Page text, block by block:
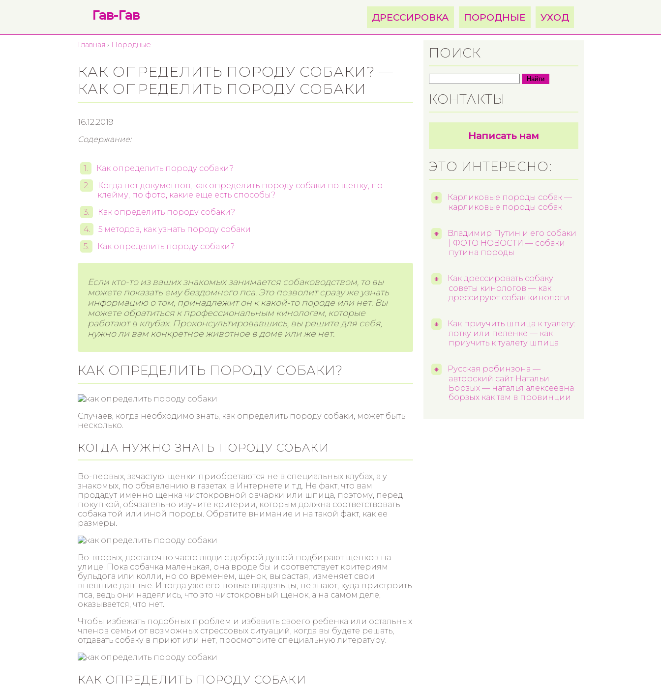
Гав-Гав ДРЕССИРОВКА ПОРОДНЫЕ УХОД
Главная › Породные
КАК ОПРЕДЕЛИТЬ ПОРОДУ СОБАКИ? —
КАК ОПРЕДЕЛИТЬ ПОРОДУ СОБАКИ
16.12.2019
Содержание:
Как определить породу собаки?
Когда нет документов, как определить породу собаки по щенку, по
клейму, по фото, какие еще есть способы?
Как определить породу собаки?
5 методов, как узнать породу собаки
Как определить породу собаки?
Если кто-то из ваших знакомых занимается собаководством, то вы
можете показать ему бездомного пса. Это позволит сразу же узнать
информацию о том, принадлежит он к какой-то породе или нет. Вы
можете обратиться к профессиональным кинологам, которые
работают в клубах. Проконсультировавшись, вы решите для себя,
нужно ли вам конкретное животное в доме или же нет.
КАК ОПРЕДЕЛИТЬ ПОРОДУ СОБАКИ?
Случаев, когда необходимо знать, как определить породу собаки, может быть
несколько.
КОГДА НУЖНО ЗНАТЬ ПОРОДУ СОБАКИ
Во-первых, зачастую, щенки приобретаются не в специальных клубах, а у
знакомых, по объявлению в газетах, в Интернете и т.д. Не факт, что вам
продадут именно щенка чистокровной овчарки или шпица, поэтому, перед
покупкой, обязательно изучите критерии, которым должна соответствовать
собака той или иной породы. Обратите внимание и на такой факт, как ее
размеры.
Во-вторых, достаточно часто люди с доброй душой подбирают щенков на
улице. Пока собачка маленькая, она вроде бы и соответствует критериям
бульдога или колли, но со временем, щенок, вырастая, изменяет свои
внешние данные. И тогда уже его новые владельцы, не знают, куда пристроить
пса, ведь они надеялись, что это чистокровный щенок, а на самом деле,
оказывается, что нет.
Чтобы избежать подобных проблем и избавить своего ребенка или остальных
членов семьи от возможных стрессовых ситуаций, когда вы будете решать,
отдавать собаку в приют или нет, просмотрите специальную литературу.
КАК ОПРЕДЕЛИТЬ ПОРОДУ СОБАКИ
ПОИСК
Найти
КОНТАКТЫ
Написать нам
ЭТО ИНТЕРЕСНО:
Карликовые породы собак —
карликовые породы собак
Владимир Путин и его собаки
| ФОТО НОВОСТИ — собаки
путина породы
Как дрессировать собаку:
советы кинологов — как
дрессируют собак кинологи
Как приучить шпица к туалету:
лотку или пеленке — как
приучить к туалету шпица
Русская робинзона —
авторский сайт Натальи
Борзых — наталья алексеевна
борзых как там в провинции